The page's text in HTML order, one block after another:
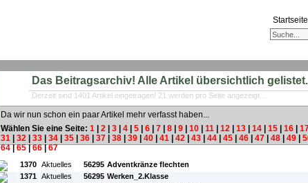
Startseite
Das Beitragsarchiv! Alle Artikel übersichtlich
Derzeit sind 1401 Artikel eingetragen! 21 werden pro Seite angezeigt...
Da wir nun schon ein paar Artikel mehr verfasst haben...
Wählen Sie eine Seite: 1 2 3 4 5 6 7 8 9 10 11 12 13 14 15 16
31
32 33 34 35 36 37 38 39 40 41 42 43 44 45 46 47 48 49
64|65|66|67
#L: #ID: #Rubrik:
1370 Aktuelles 56295 Adventkränze flechten
1371 Aktuelles 56295 Werken_2.Klasse